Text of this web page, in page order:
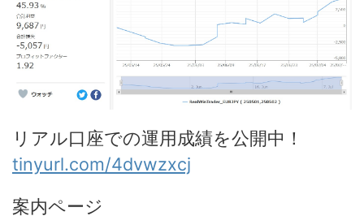
リアル口座での運用成績を公開中！
tinyurl.com/4dvwzxcj
案内ページ